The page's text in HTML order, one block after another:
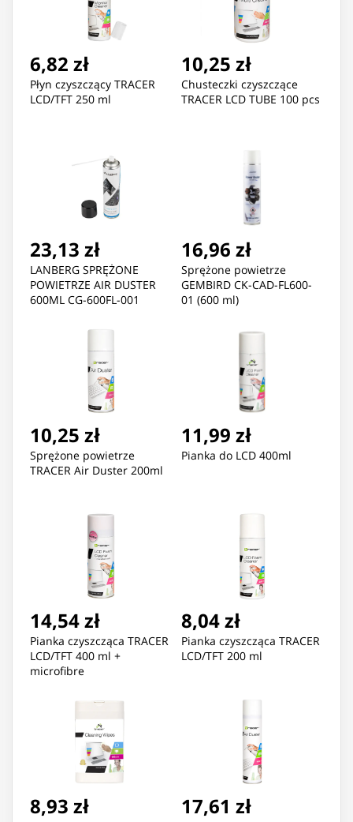
6,82 zł
Płyn czyszczący TRACER
LCD/TFT 250 ml
10,25 zł
Chusteczki czyszczące
TRACER LCD TUBE 100 pcs
23,13 zł
LANBERG SPRĘŻONE
POWIETRZE AIR DUSTER
600ML CG-600FL-001
16,96 zł
Sprężone powietrze
GEMBIRD CK-CAD-FL600-
01 (600 ml)
10,25 zł
Sprężone powietrze
TRACER Air Duster 200ml
11,99 zł
Pianka do LCD 400ml
14,54 zł
Pianka czyszcząca TRACER
LCD/TFT 400 ml +
microfibre
8,04 zł
Pianka czyszcząca TRACER
LCD/TFT 200 ml
8,93 zł 17,61 zł